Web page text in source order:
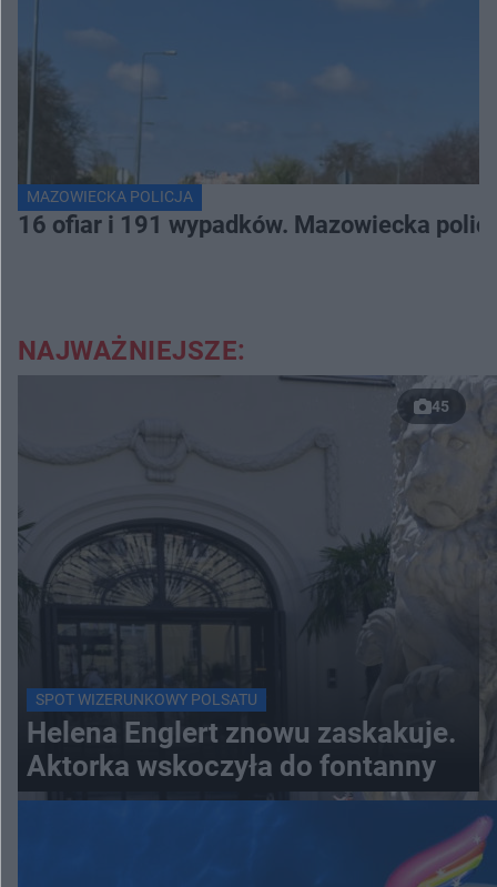
MAZOWIECKA POLICJA
16 ofiar i 191 wypadków. Mazowiecka
NAJWAŻNIEJSZE:
45
SPOT WIZERUNKOWY POLSATU
Helena Englert znowu zaskakuje.
Aktorka wskoczyła do fontanny